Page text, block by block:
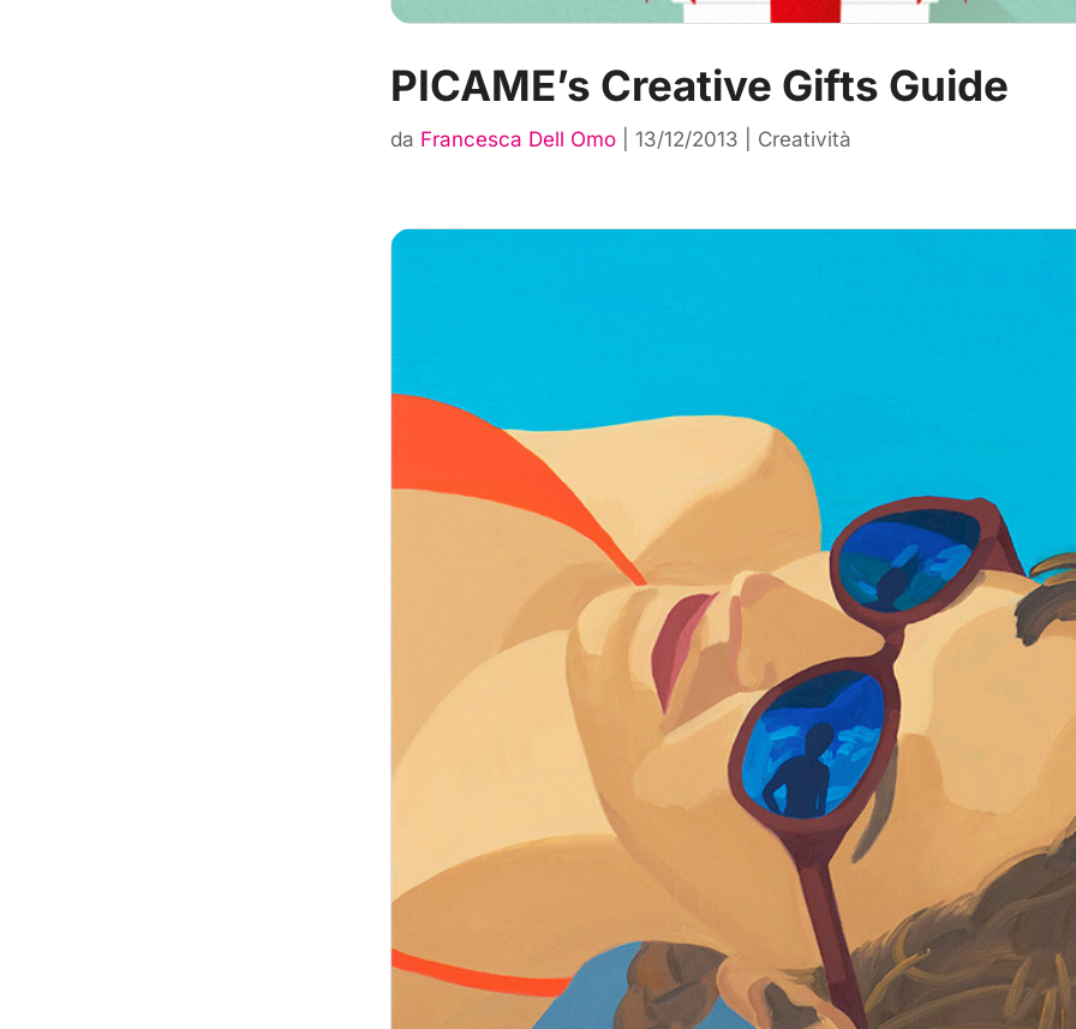
PICAME’s Creative Gifts Guide
da Francesca Dell Omo |13/12/2013 Creatività